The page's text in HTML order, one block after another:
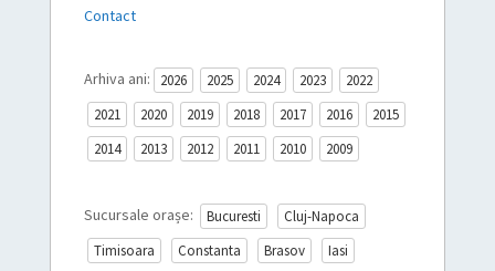
Contact
Arhiva ani: 2026 2025 2024 2023
2022
2021
2020 2019 2018 2017 2016
2015
2014
2013 2012 2011 2010 2009
Sucursale orașe: Bucuresti
Cluj-Napoca
Timisoara
Constanta Brasov Iasi